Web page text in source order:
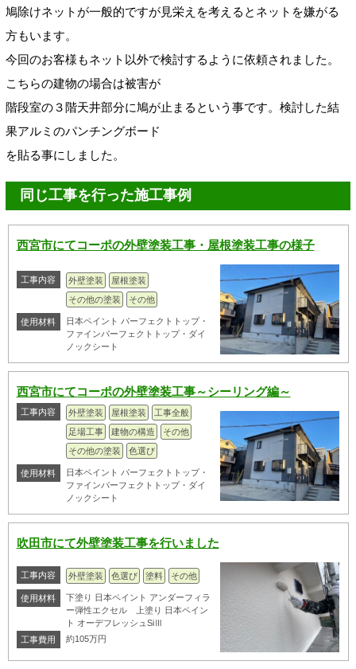
鳩除けネットが一般的ですが見栄えを考えるとネットを嫌がる
方もいます。
今回のお客様もネット以外で検討するように依頼されました。
こちらの建物の場合は被害が
階段室の３階天井部分に鳩が止まるという事です。検討した結
果アルミのパンチングボード
を貼る事にしました。
同じ工事を行った施工事例
西宮市にてコーポの外壁塗装工事・屋根塗装工事の様子
工事内容 外壁塗装
屋根塗装
その他の塗装
その他
使用材料
日本ペイント パーフェクトトップ・
ファインパーフェクトトップ・ダイ
ノックシート
西宮市にてコーポの外壁塗装工事～シーリング編～
工事内容 外壁塗装 屋根塗装
工事全般
足場工事
建物の構造
その他
その他の塗装
色選び
使用材料
日本ペイント パーフェクトトップ・
ファインパーフェクトトップ・ダイ
ノックシート
吹田市にて外壁塗装工事を行いました
工事内容 外壁塗装 色選び 塗料 その他
使用材料
下塗り 日本ペイント アンダーフィラ
ー弾性エクセル 上塗り 日本ペイン
ト オーデフレッシュSiⅢ
工事費用
約105万円